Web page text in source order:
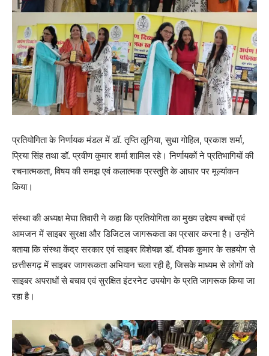
प्रतियोगिता के निर्णायक मंडल में डॉ. तृप्ति लूनिया, सुधा गोहिल, प्रकाश शर्मा,
प्रिया सिंह तथा डॉ. प्रवीण कुमार शर्मा शामिल रहे। निर्णायकों ने प्रतिभागियों की
रचनात्मकता, विषय की समझ एवं कलात्मक प्रस्तुति के आधार पर मूल्यांकन
किया।
संस्था की अध्यक्ष मेघा तिवारी ने कहा कि प्रतियोगिता का मुख्य उद्देश्य बच्चों एवं
आमजन में साइबर सुरक्षा और डिजिटल जागरूकता का प्रसार करना है। उन्होंने
बताया कि संस्था केंद्र सरकार एवं साइबर विशेषज्ञ डॉ. दीपक कुमार के सहयोग से
छत्तीसगढ़ में साइबर जागरूकता अभियान चला रही है, जिसके माध्यम से लोगों को
साइबर अपराधों से बचाव एवं सुरक्षित इंटरनेट उपयोग के प्रति जागरूक किया जा
रहा है।